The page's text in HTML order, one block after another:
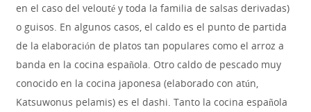
en el caso del velouté y toda la familia de salsas derivadas)
o guisos. En algunos casos, el caldo es el punto de partida
de la elaboración de platos tan populares como el arroz a
banda en la cocina española. Otro caldo de pescado muy
conocido en la cocina japonesa (elaborado con atún,
Katsuwonus pelamis) es el dashi. Tanto la cocina española